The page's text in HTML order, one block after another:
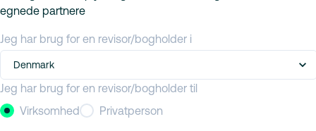
egnede partnere
Jeg har brug for en revisor/bogholder i
Denmark
Jeg har brug for en revisor/bogholder til
Virksomhed
Privatperson